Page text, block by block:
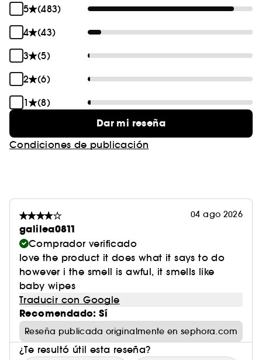
5
(483)
4
(43)
3
(5)
2
(6)
1
(8)
Dar mi reseña
Condiciones de publicación
04 ago 2026
galilea0811
Comprador verificado
love the product it does what it says to do
however i the smell is awful, it smells like
baby wipes
Traducir con Google
Recomendado: Sí
Reseña publicada originalmente en sephora.com
¿Te resultó útil esta reseña?